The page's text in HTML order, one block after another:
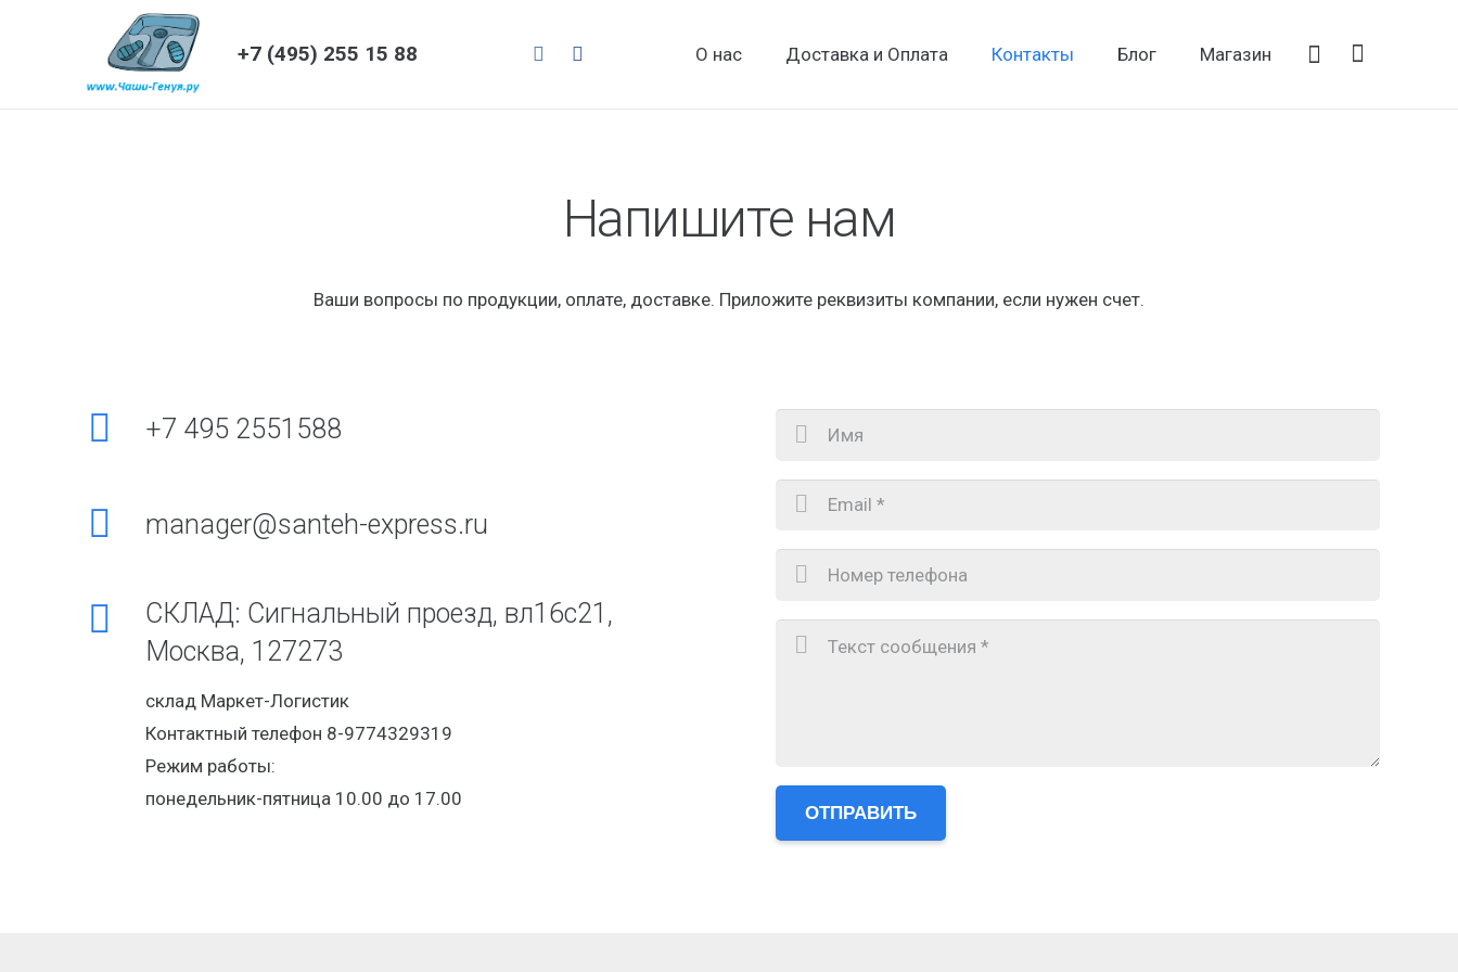
+7 (495) 255 15 88 О нас Доставка и Оплата Контакты Блог Магазин
Напишите нам
Ваши вопросы по продукции, оплате, доставке. Приложите реквизиты компании, если нужен счет.
+7 495 2551588
manager@santeh-express.ru
СКЛАД: Сигнальный проезд, вл16с21,
Москва, 127273
склад Маркет-Логистик
Контактный телефон 8-9774329319
Режим работы:
понедельник-пятница 10.00 до 17.00
ОТПРАВИТЬ